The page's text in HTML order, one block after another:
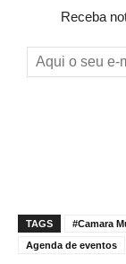
Receba
Aqui
o
TAGS #Camara
Agenda de eventos